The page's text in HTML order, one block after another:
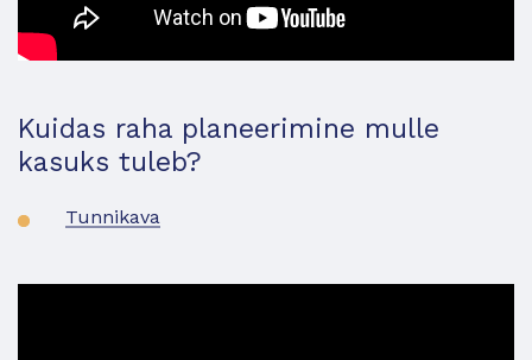
Kuidas raha planeerimine mulle
kasuks tuleb?
Tunnikava